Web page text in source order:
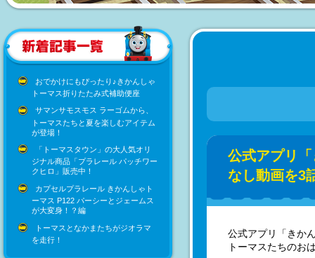
おでかけにもぴったり♪きかんしゃ
トーマス折りたたみ式補助便座
サマンサモスモス ラーゴムから、
トーマスたちと夏を楽しむアイテム
が登場！
「トーマスタウン」の大人気オリ
ジナル商品「プラレール パッチワー
クヒロ」販売中！
カプセルプラレール きかんしゃト
ーマス P122 パーシーとジェームス
が大変身！？編
トーマスとなかまたちがジオラマ
を走行！
公式アプリ
なし動画を3
公式アプリ「きか
トーマスたちのお